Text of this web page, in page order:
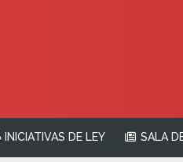
INICIATIVAS DE LEY SALA